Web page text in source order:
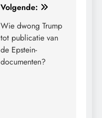
Volgende:
Wie dwong Trump
tot publicatie van
de Epstein-
documenten?